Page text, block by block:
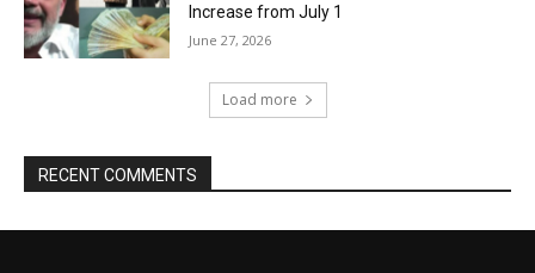
Increase from July 1
June 27, 2026
Load more
RECENT COMMENTS